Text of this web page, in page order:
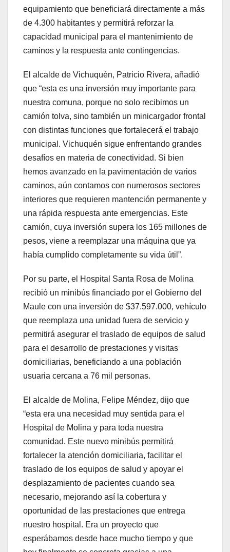
equipamiento que beneficiará directamente a más
de 4.300 habitantes y permitirá reforzar la
capacidad municipal para el mantenimiento de
caminos y la respuesta ante contingencias.
El alcalde de Vichuquén, Patricio Rivera, añadió
que “esta es una inversión muy importante para
nuestra comuna, porque no solo recibimos un
camión tolva, sino también un minicargador frontal
con distintas funciones que fortalecerá el trabajo
municipal. Vichuquén sigue enfrentando grandes
desafíos en materia de conectividad. Si bien
hemos avanzado en la pavimentación de varios
caminos, aún contamos con numerosos sectores
interiores que requieren mantención permanente y
una rápida respuesta ante emergencias. Este
camión, cuya inversión supera los 165 millones de
pesos, viene a reemplazar una máquina que ya
había cumplido completamente su vida útil”.
Por su parte, el Hospital Santa Rosa de Molina
recibió un minibús financiado por el Gobierno del
Maule con una inversión de $37.597.000, vehículo
que reemplaza una unidad fuera de servicio y
permitirá asegurar el traslado de equipos de salud
para el desarrollo de prestaciones y visitas
domiciliarias, beneficiando a una población
usuaria cercana a 76 mil personas.
El alcalde de Molina, Felipe Méndez, dijo que
“esta era una necesidad muy sentida para el
Hospital de Molina y para toda nuestra
comunidad. Este nuevo minibús permitirá
fortalecer la atención domiciliaria, facilitar el
traslado de los equipos de salud y apoyar el
desplazamiento de pacientes cuando sea
necesario, mejorando así la cobertura y
oportunidad de las prestaciones que entrega
nuestro hospital. Era un proyecto que
esperábamos desde hace mucho tiempo y que